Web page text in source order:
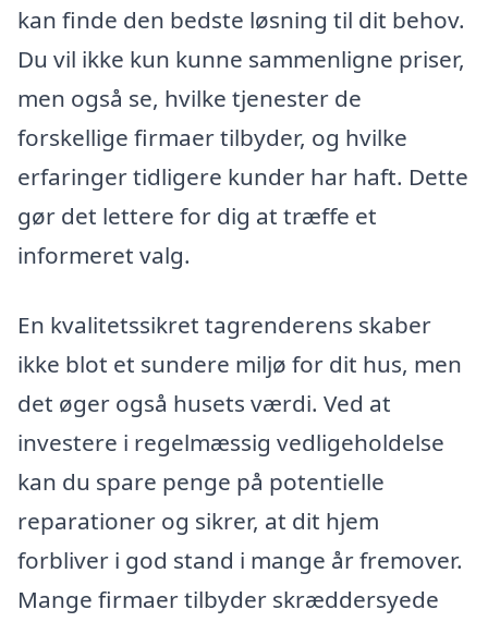
kan finde den bedste løsning til dit behov.
Du vil ikke kun kunne sammenligne priser,
men også se, hvilke tjenester de
forskellige firmaer tilbyder, og hvilke
erfaringer tidligere kunder har haft. Dette
gør det lettere for dig at træffe et
informeret valg.
En kvalitetssikret tagrenderens skaber
ikke blot et sundere miljø for dit hus, men
det øger også husets værdi. Ved at
investere i regelmæssig vedligeholdelse
kan du spare penge på potentielle
reparationer og sikrer, at dit hjem
forbliver i god stand i mange år fremover.
Mange firmaer tilbyder skræddersyede